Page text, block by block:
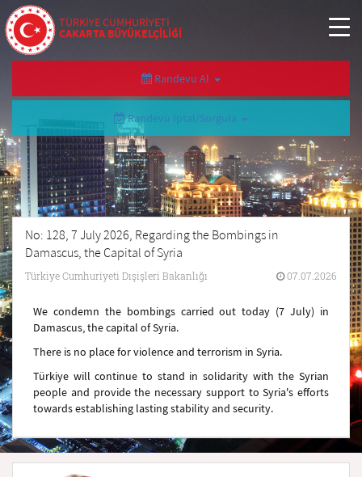
TÜRKİYE CUMHURİYETİ
CAKARTA BÜYÜKELÇİLİĞİ
Randevu Al
Randevu İptal/Sorgula
No: 128, 7 July 2026, Regarding the Bombings in
Damascus, the Capital of Syria
Türkiye Cumhuriyeti Dışişleri Bakanlığı 07.07.2026
We condemn the bombings carried out today (7 July) in
Damascus, the capital of Syria.
There is no place for violence and terrorism in Syria.
Türkiye will continue to stand in solidarity with the Syrian
people and provide the necessary support to Syria's efforts
towards establishing lasting stability and security.